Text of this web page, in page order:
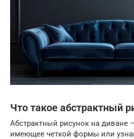
Что такое абстрактный
Абстрактный рисунок на диване
имеющее четкой формы или